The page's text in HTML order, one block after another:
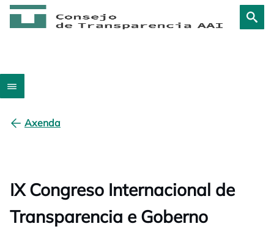
Axenda
IX Congreso Internacional de
Transparencia e Goberno